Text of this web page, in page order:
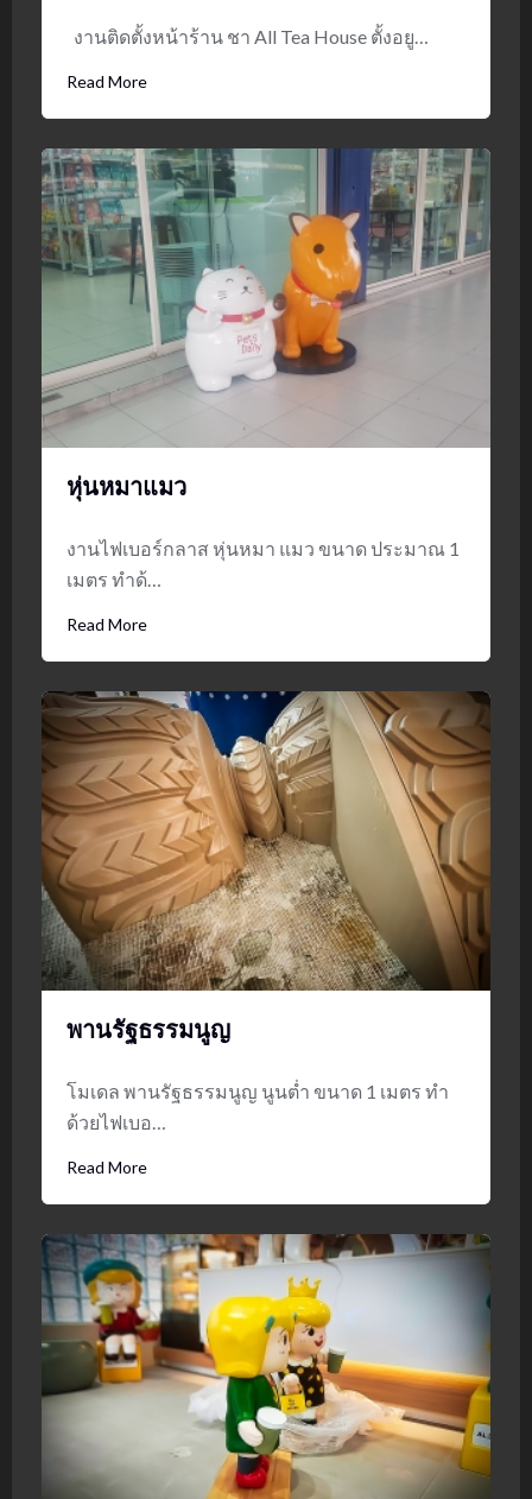
งานติดตั้งหน้าร้าน ชา All Tea House ตั้งอยู…
Read More
หุ่นหมาแมว
งานไฟเบอร์กลาส หุ่นหมา แมว ขนาด ประมาณ 1
เมตร ทำด้…
Read More
พานรัฐธรรมนูญ
โมเดล พานรัฐธรรมนูญ นูนต่ำ ขนาด 1 เมตร ทำ
ด้วยไฟเบอ…
Read More